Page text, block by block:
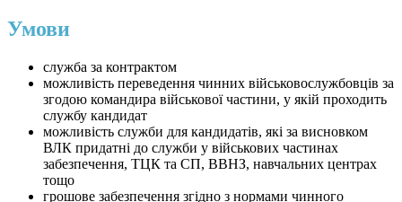
Умови
служба за контрактом
можливість переведення чинних військовослужбовців за
згодою командира військової частини, у якій проходить
службу кандидат
можливість служби для кандидатів, які за висновком
ВЛК придатні до служби у військових частинах
забезпечення, ТЦК та СП, ВВНЗ, навчальних центрах
тощо
грошове забезпечення згідно з нормами чинного